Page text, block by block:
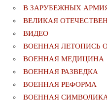
В ЗАРУБЕЖНЫХ
ВЕЛИКАЯ
ВИДЕО
ВОЕННАЯ ЛЕТОПИСЬ
ВОЕННАЯ МЕДИЦИНА
ВОЕННАЯ РАЗВЕДКА
ВОЕННАЯ РЕФОРМА
ВОЕННАЯ